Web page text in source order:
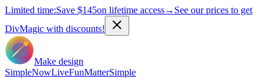
Limited time:Save $145on lifetime access→ See our prices to get
DivMagic with discounts!
Make design
SimpleNowLiveFunMatterSimple